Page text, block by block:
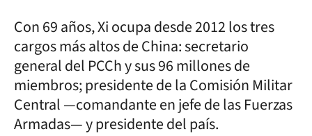
Con 69 años, Xi ocupa desde 2012 los tres
cargos más altos de China: secretario
general del PCCh y sus 96 millones de
miembros; presidente de la Comisión Militar
Central —comandante en jefe de las Fuerzas
Armadas— y presidente del país.